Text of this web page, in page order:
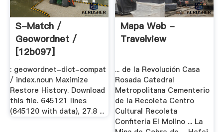
S-Match /
Geowordnet /
[12b097]
/geowordnet .
: geowordnet-dict-compat
/ index.noun Maximize
Restore History. Download
this file. 645121 lines
(645120 with data), 27.8 ...
Mapa Web -
Travelview
... de la Revolución Casa
Rosada Catedral
Metropolitana Cementerio
de la Recoleta Centro
Cultural Recoleta
Confitería El Molino ... La